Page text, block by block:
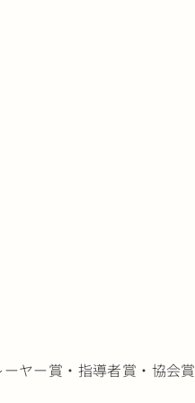
ヤー賞・指導者賞・協会賞